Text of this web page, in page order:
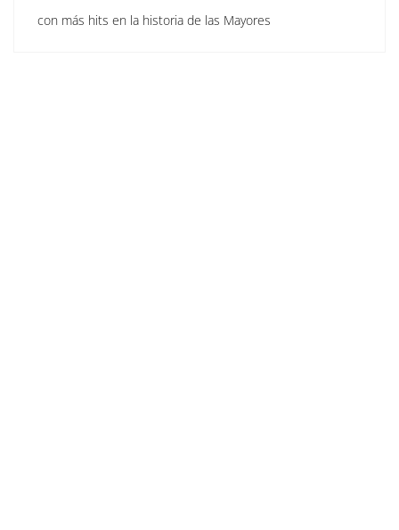
con más hits en la historia de las Mayores